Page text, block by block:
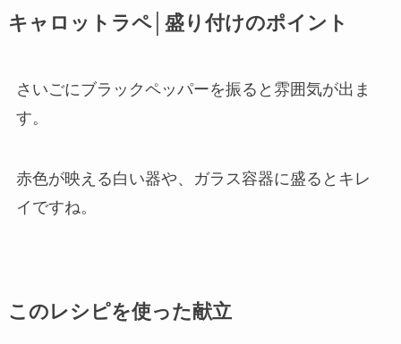
キャロットラペ│盛り付けのポイント
さいごにブラックペッパーを振ると雰囲気が出ま
す。
赤色が映える白い器や、ガラス容器に盛るとキレ
イですね。
このレシピを使った献立